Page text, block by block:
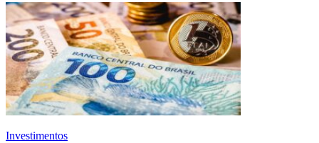
Investimentos